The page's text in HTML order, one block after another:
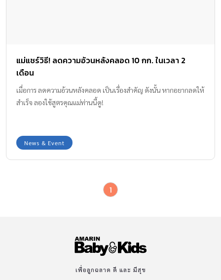
แม่แชร์วิธี! ลดความอ้วนหลังคลอด 10 กก. ในเวลา 2
เดือน
เมื่อการ ลดความอ้วนหลังคลอด เป็นเรื่องสำคัญ ดังนั้น หากอยากลดให้
สำเร็จ ลองใช้สูตรคุณแม่ท่านนี้ดู!
News & Event
1
เพื่อลูกฉลาด ดี และ มีสุข